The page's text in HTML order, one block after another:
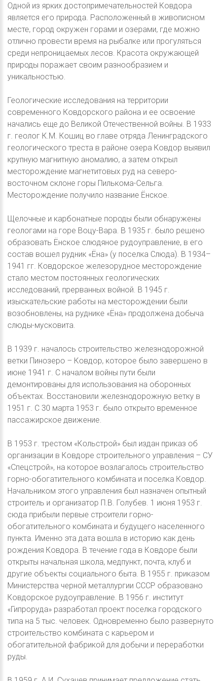
Одной из ярких достопримечательностей Ковдора
является его природа. Расположенный в живописном
месте, город окружен горами и озерами, где можно
отлично провести время на рыбалке или прогуляться
среди непроницаемых лесов. Красота окружающей
природы поражает своим разнообразием и
уникальностью.
Геологические исследования на территории
современного Ковдорского района и ее освоение
начались еще до Великой Отечественной войны. В 1933
г. геолог К.М. Кошиц во главе отряда Ленинградского
геологического треста в районе озера Ковдор выявил
крупную магнитную аномалию, а затем открыл
месторождение магнетитовых руд на северо-
восточном склоне горы Пилькома-Сельга.
Месторождение получило название Ёнское.
Щелочные и карбонатные породы были обнаружены
геологами на горе Воцу-Вара. В 1935 г. было решено
образовать Ёнское слюдяное рудоуправление, в его
состав вошел рудник «Ёна» (у поселка Слюда). В 1934–
1941 гг. Ковдорское железорудное месторождение
стало местом постоянных геологических
исследований, прерванных войной. В 1945 г.
изыскательские работы на месторождении были
возобновлены, на руднике «Ёна» продолжена добыча
слюды-мусковита.
В 1939 г. началось строительство железнодорожной
ветки Пинозеро – Ковдор, которое было завершено в
июне 1941 г. С началом войны пути были
демонтированы для использования на оборонных
объектах. Восстановили железнодорожную ветку в
1951 г. С 30 марта 1953 г. было открыто временное
пассажирское движение.
В 1953 г. трестом «Кольстрой» был издан приказ об
организации в Ковдоре строительного управления – СУ
«Спецстрой», на которое возлагалось строительство
горно-обогатительного комбината и поселка Ковдор.
Начальником этого управления был назначен опытный
строитель и организатор П.В. Голубев. 1 июня 1953 г.
сюда прибыли первые строители горно-
обогатительного комбината и будущего населенного
пункта. Именно эта дата вошла в историю как день
рождения Ковдора. В течение года в Ковдоре были
открыты начальная школа, медпункт, почта, клуб и
другие объекты социального быта. В 1955 г. приказом
Министерства черной металлургии СССР образовано
Ковдорское рудоуправление. В 1956 г. институт
«Гипроруда» разработал проект поселка городского
типа на 5 тыс. человек. Одновременно было развернуто
строительство комбината с карьером и
обогатительной фабрикой для добычи и переработки
руды.